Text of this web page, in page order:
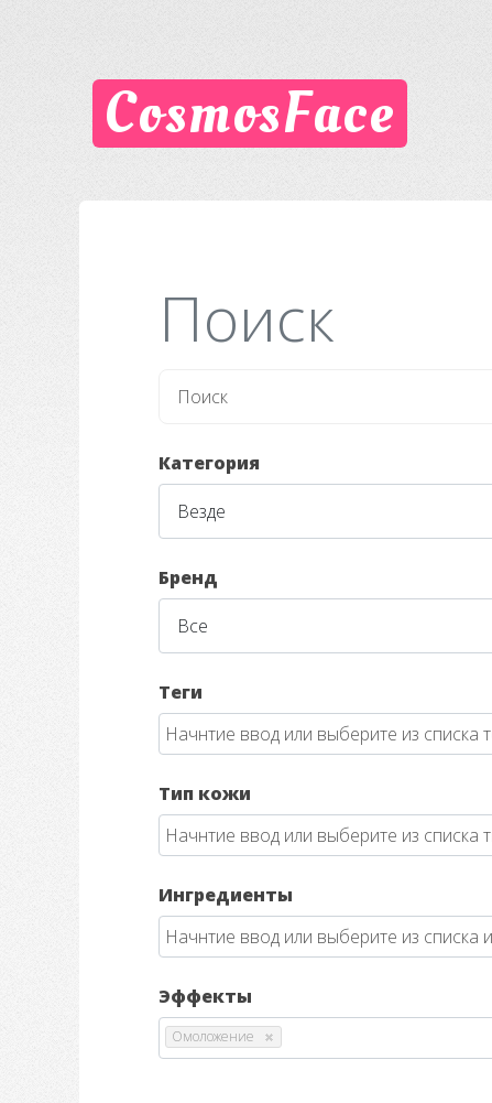
CosmosFace
Поиск
Категория
Бренд
Теги
Тип кожи
Ингредиенты
Эффекты
Омоложение